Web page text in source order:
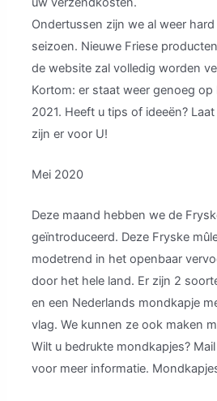
Ondertussen zijn we al weer
seizoen. Nieuwe Friese
de website zal volledig worden
Kortom: er staat weer genoeg
2021. Heeft u tips of ideeën?
zijn er voor U!
Mei 2020
Deze maand hebben we de
geïntroduceerd. Deze Fryske
modetrend in het openbaar
door het hele land. Er zijn 2
en een Nederlands mondkapje
vlag. We kunnen ze ook maken
Wilt u bedrukte mondkapjes?
voor meer informatie.